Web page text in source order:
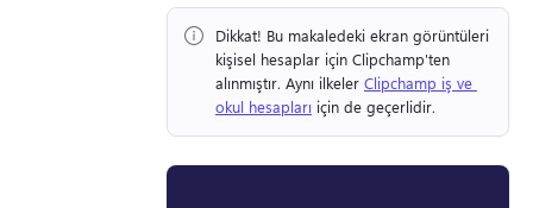
Dikkat! Bu makaledeki ekran görüntüleri
kişisel hesaplar için Clipchamp'ten
alınmıştır. Aynı ilkeler Clipchamp iş ve
okul hesapları için de geçerlidir.